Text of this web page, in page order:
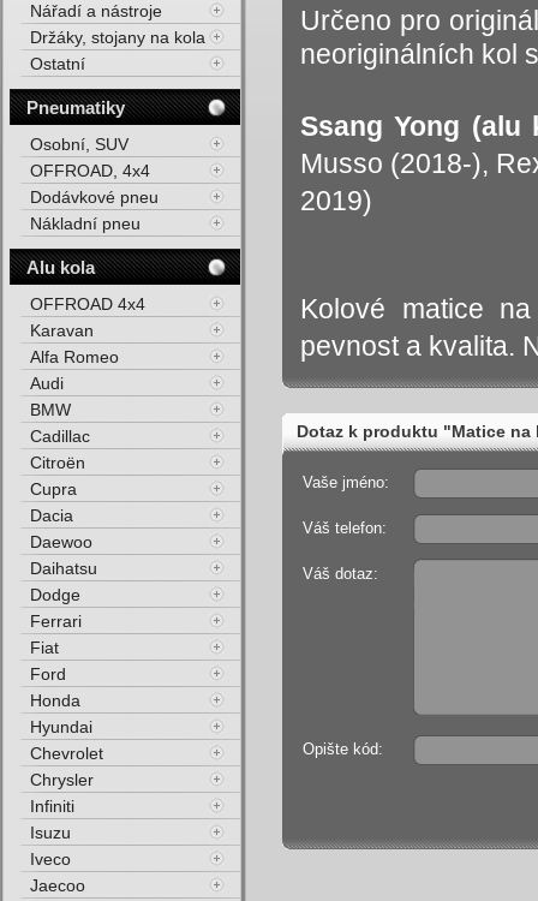
Určeno pro
neoriginálních kol
Ssang Yong (alu
Musso (2018-),
2019)
Kolové matice
pevnost a kvalita.
Dotaz k produktu "Matice na
Vaše jméno:
Váš telefon:
Váš dotaz:
Opište kód:
Nářadí a nástroje
Držáky, stojany na kola
Ostatní
Pneumatiky
Osobní, SUV
OFFROAD, 4x4
Dodávkové pneu
Nákladní pneu
Alu kola
OFFROAD 4x4
Karavan
Alfa Romeo
Audi
BMW
Cadillac
Citroën
Cupra
Dacia
Daewoo
Daihatsu
Dodge
Ferrari
Fiat
Ford
Honda
Hyundai
Chevrolet
Chrysler
Infiniti
Isuzu
Iveco
Jaecoo